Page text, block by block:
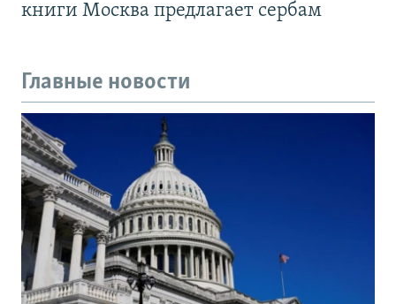
книги Москва предлагает сербам
Главные новости